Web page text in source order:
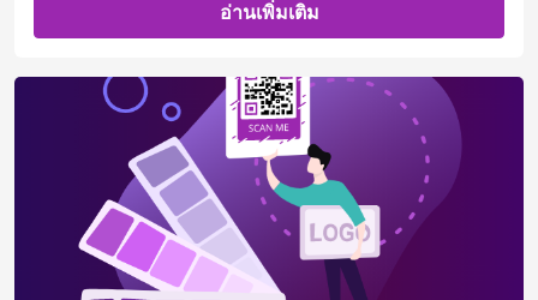
อ่านเพิ่มเติม